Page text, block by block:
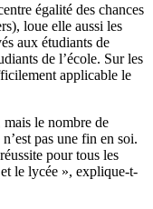
égalité des chances
loue elle aussi les
aux étudiants de
de l’école. Sur les
applicable le
le nombre de
pas une fin en soi.
pour tous les
le lycée », explique-t-